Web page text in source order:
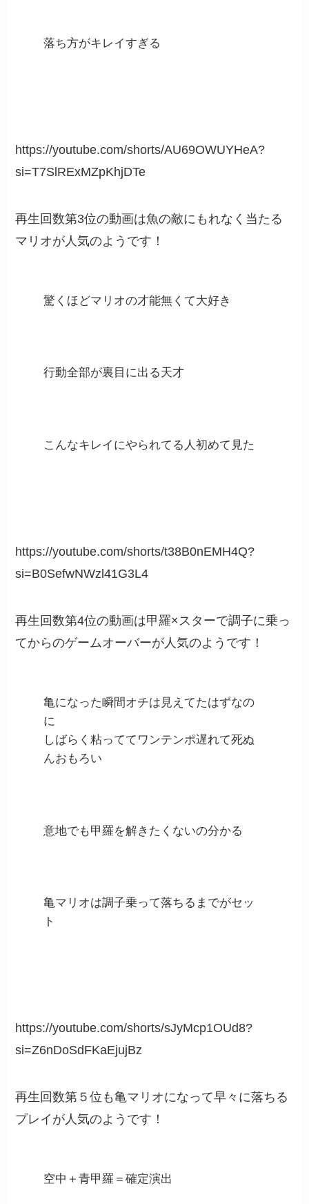
落ち方がキレイすぎる
https://youtube.com/shorts/AU69OWUYHeA?
si=T7SlRExMZpKhjDTe
再生回数第3位の動画は魚の敵にもれなく当たる
マリオが人気のようです！
驚くほどマリオの才能無くて大好き
行動全部が裏目に出る天才
こんなキレイにやられてる人初めて見た
https://youtube.com/shorts/t38B0nEMH4Q?
si=B0SefwNWzl41G3L4
再生回数第4位の動画は甲羅×スターで調子に乗っ
てからのゲームオーバーが人気のようです！
亀になった瞬間オチは見えてたはずなの
に
しばらく粘っててワンテンポ遅れて死ぬ
んおもろい
意地でも甲羅を解きたくないの分かる
亀マリオは調子乗って落ちるまでがセッ
ト
https://youtube.com/shorts/sJyMcp1OUd8?
si=Z6nDoSdFKaEjujBz
再生回数第５位も亀マリオになって早々に落ちる
プレイが人気のようです！
空中＋青甲羅＝確定演出